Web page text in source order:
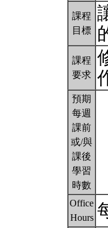
課程
目標
課程
要求
預期
每週
課前
或/與
課後
學習
時數
Office
Hours